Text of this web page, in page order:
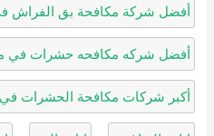
أفضل شركة مكافحة بق الفراش
أفضل شركه مكافحه حشرات في
أكبر شركات مكافحة الحشرات